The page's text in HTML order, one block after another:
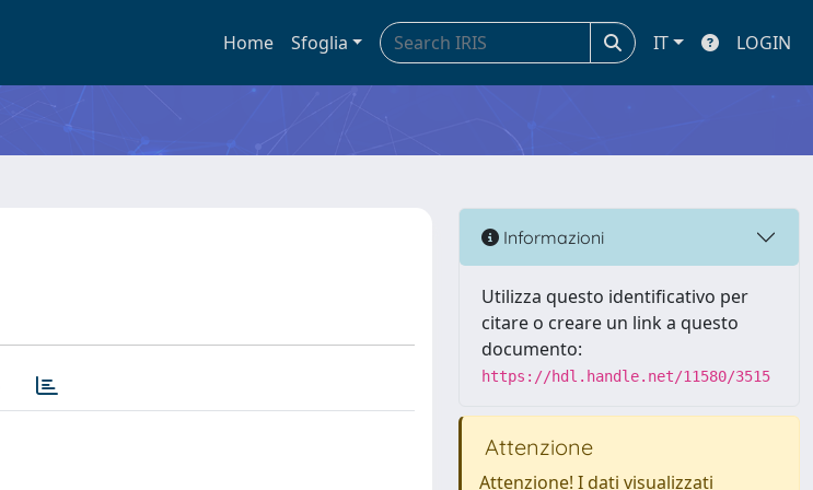
Home Sfoglia IT LOGIN
Informazioni
Utilizza questo identificativo per
citare o creare un link a questo
documento:
https://hdl.handle.net/11580/3515
Attenzione
Attenzione! I dati visualizzati